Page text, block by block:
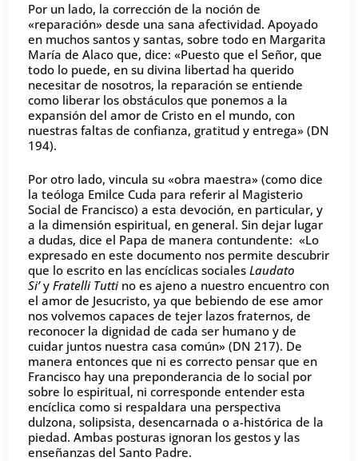
Por un lado, la corrección de la noción de
«reparación» desde una sana afectividad. Apoyado
en muchos santos y santas, sobre todo en Margarita
María de Alaco que, dice: «Puesto que el Señor, que
todo lo puede, en su divina libertad ha querido
necesitar de nosotros, la reparación se entiende
como liberar los obstáculos que ponemos a la
expansión del amor de Cristo en el mundo, con
nuestras faltas de confianza, gratitud y entrega» (DN
194).
Por otro lado, vincula su «obra maestra» (como dice
la teóloga Emilce Cuda para referir al Magisterio
Social de Francisco) a esta devoción, en particular, y
a la dimensión espiritual, en general. Sin dejar lugar
a dudas, dice el Papa de manera contundente: «Lo
expresado en este documento nos permite descubrir
que lo escrito en las encíclicas sociales Laudato
Si’y Fratelli Tutti no es ajeno a nuestro encuentro con
el amor de Jesucristo, ya que bebiendo de ese amor
nos volvemos capaces de tejer lazos fraternos, de
reconocer la dignidad de cada ser humano y de
cuidar juntos nuestra casa común» (DN 217). De
manera entonces que ni es correcto pensar que en
Francisco hay una preponderancia de lo social por
sobre lo espiritual, ni corresponde entender esta
encíclica como si respaldara una perspectiva
dulzona, solipsista, desencarnada o a-histórica de la
piedad. Ambas posturas ignoran los gestos y las
enseñanzas del Santo Padre.